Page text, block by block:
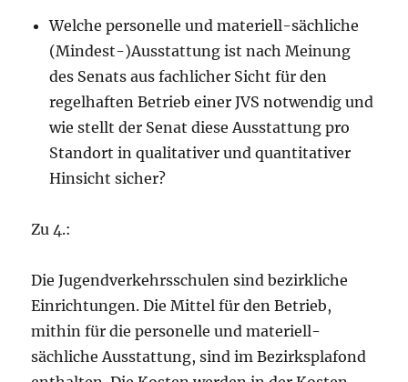
Welche personelle und materiell-sächliche
(Mindest-)Ausstattung ist nach Meinung
des Senats aus fachlicher Sicht für den
regelhaften Betrieb einer JVS notwendig und
wie stellt der Senat diese Ausstattung pro
Standort in qualitativer und quantitativer
Hinsicht sicher?
Zu 4.:
Die Jugendverkehrsschulen sind bezirkliche
Einrichtungen. Die Mittel für den Betrieb,
mithin für die personelle und materiell-
sächliche Ausstattung, sind im Bezirksplafond